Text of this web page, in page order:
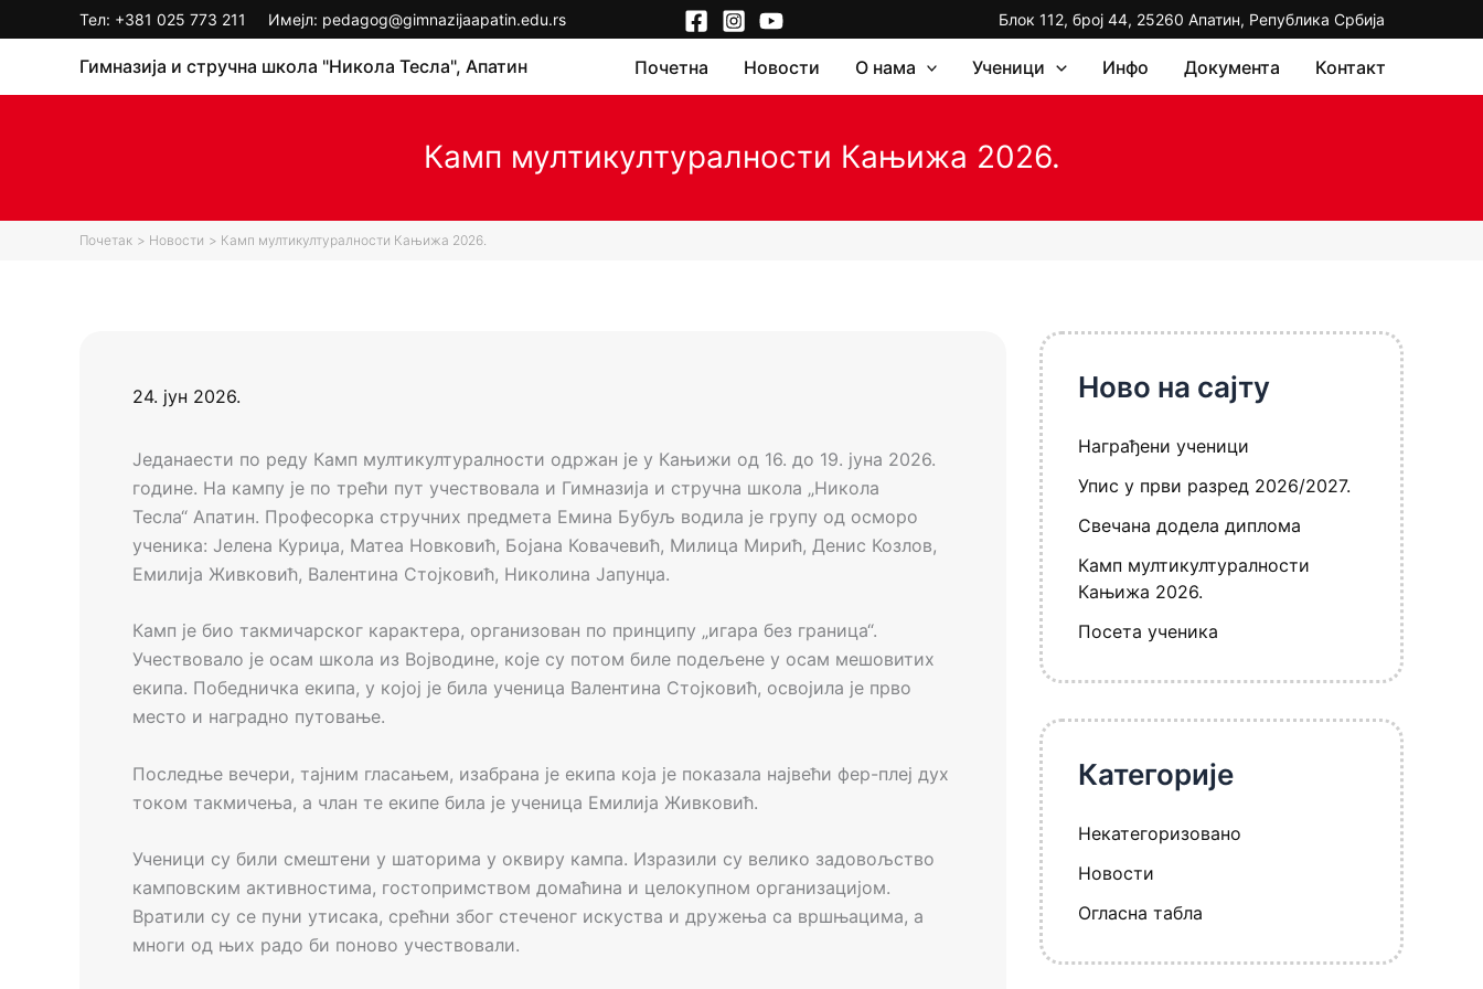
на
Тел: +381 025 773 211 Имејл: pedagog@gimnazijaapatin.edu.rs Блок 112, број 44, 25260 Апатин, Република Србија
Гимназија и стручна школа "Никола Тесла", Апатин Почетна Новости О нама Ученици Инфо Документа Контакт
Камп мултикултуралности Кањижа 2026.
Почетак Новости Камп мултикултуралности Кањижа 2026.
24. јун 2026.
Једанаести по реду Камп мултикултуралности одржан је у Кањижи од 16. до 19. јуна 2026.
године. На кампу је по трећи пут учествовала и Гимназија и стручна школа „Никола
Тесла“ Апатин. Професорка стручних предмета Емина Бубуљ водила је групу од осморо
ученика: Јелена Куриџа, Матеа Новковић, Бојана Ковачевић, Милица Мирић, Денис Козлов,
Емилија Живковић, Валентина Стојковић, Николина Јапунџа.
Камп је био такмичарског карактера, организован по принципу „игара без граница“.
Учествовало је осам школа из Војводине, које су потом биле подељене у осам мешовитих
екипа. Победничка екипа, у којој је била ученица Валентина Стојковић, освојила је прво
место и наградно путовање.
Последње вечери, тајним гласањем, изабрана је екипа која је показала највећи фер-плеј дух
током такмичења, а члан те екипе била је ученица Емилија Живковић.
Ученици су били смештени у шаторима у оквиру кампа. Изразили су велико задовољство
камповским активностима, гостопримством домаћина и целокупном организацијом.
Вратили су се пуни утисака, срећни због стеченог искуства и дружења са вршњацима, а
многи од њих радо би поново учествовали.
Ново на сајту
Награђени ученици
Упис у први разред 2026/2027.
Свечана додела диплома
Камп мултикултуралности
Кањижа 2026.
Посета ученика
Категорије
Некатегоризовано
Новости
Огласна табла